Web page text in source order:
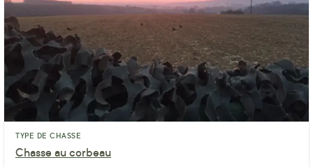
TYPE DE CHASSE
Chasse au corbeau